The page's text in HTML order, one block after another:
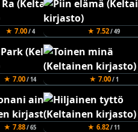
★ 7.00/ 4 ★ 7.52/ 49
★ 7.00/ 14 ★ 7.00/ 1
★ 7.88/ 65 ★ 6.82/ 11